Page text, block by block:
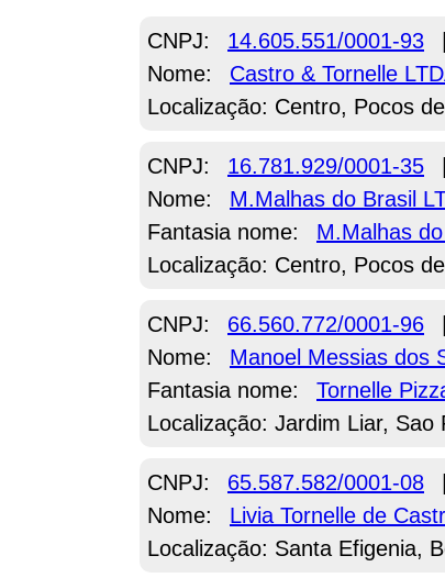
CNPJ: 14.605.551/0001-93
Nome:
Castro & Tornelle
Localização: Centro, Pocos
CNPJ: 16.781.929/0001-35
Nome:
M.Malhas do Brasil
Fantasia nome:
M.Malhas do
Localização: Centro, Pocos
CNPJ: 66.560.772/0001-96
Nome:
Manoel Messias dos
Fantasia nome:
Tornelle
Localização: Jardim Liar, Sao
CNPJ: 65.587.582/0001-08
Nome:
Livia Tornelle de
Localização: Santa Efigenia,